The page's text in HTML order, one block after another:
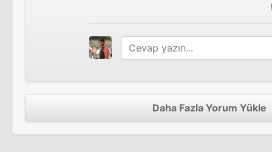
Daha Fazla Yorum Yükle